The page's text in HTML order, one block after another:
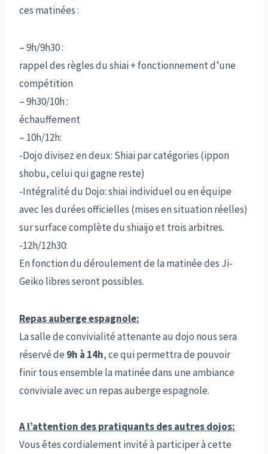
ces matinées :
– 9h/9h30 :
rappel des règles du shiai + fonctionnement d’une
compétition
– 9h30/10h :
échauffement
– 10h/12h:
-Dojo divisez en deux: Shiai par catégories (ippon
shobu, celui qui gagne reste)
-Intégralité du Dojo: shiai individuel ou en équipe
avec les durées officielles (mises en situation réelles)
sur surface complète du shiaijo et trois arbitres.
-12h/12h30:
En fonction du déroulement de la matinée des Ji-
Geiko libres seront possibles.
Repas auberge espagnole:
La salle de convivialité attenante au dojo nous sera
réservé de 9h à 14h, ce qui permettra de pouvoir
finir tous ensemble la matinée dans une ambiance
conviviale avec un repas auberge espagnole.
A l’attention des pratiquants des autres dojos:
Vous êtes cordialement invité à participer à cette